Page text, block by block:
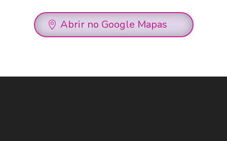
Abrir no Google Mapas